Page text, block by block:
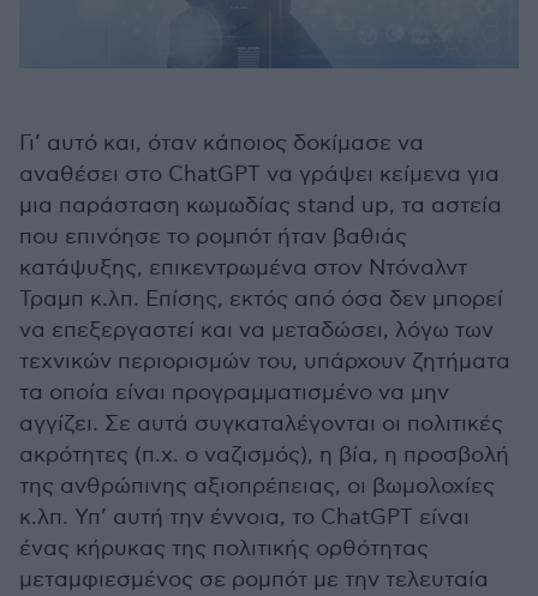
Γι’ αυτό και, όταν κάποιος δοκίμασε να
αναθέσει στο ChatGPT να γράψει κείμενα για
μια παράσταση κωμωδίας stand up, τα αστεία
που επινόησε το ρομπότ ήταν βαθιάς
κατάψυξης, επικεντρωμένα στον Ντόναλντ
Τραμπ κ.λπ. Επίσης, εκτός από όσα δεν μπορεί
να επεξεργαστεί και να μεταδώσει, λόγω των
τεχνικών περιορισμών του, υπάρχουν ζητήματα
τα οποία είναι προγραμματισμένο να μην
αγγίζει. Σε αυτά συγκαταλέγονται οι πολιτικές
ακρότητες (π.χ. ο ναζισμός), η βία, η προσβολή
της ανθρώπινης αξιοπρέπειας, οι βωμολοχίες
κ.λπ. Υπ’ αυτή την έννοια, το ChatGPT είναι
ένας κήρυκας της πολιτικής ορθότητας
μεταμφιεσμένος σε ρομπότ με την τελευταία